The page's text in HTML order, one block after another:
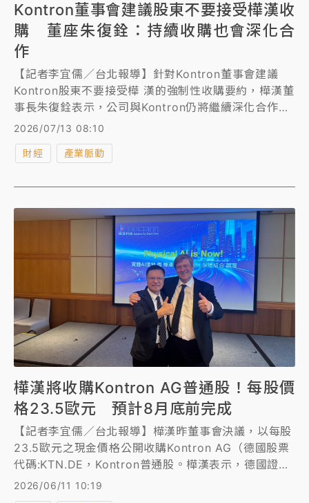
Kontron董事會建議股東不要接受樺漢收
購 董座朱復銓：持續收購也會深化合
作
【記者李宜儒／台北報導】針對Kontron董事會建議
Kontron股東不要接受樺 漢的強制性收購要約，樺漢董
事長朱復銓表示，公司與Kontron仍將繼續深化合作，
收購要約也將繼續進行，具體情況則取決於市場狀況相
對於Kontron股價走勢而定。
2026/07/13 08:10
財經 產業脈動
樺漢將收購Kontron AG普通股！每股價
格23.5歐元 預計8月底前完成
【記者李宜儒／台北報導】樺漢昨董事會決議，以每股
23.5歐元之現金價格公開收購Kontron AG（德國股票
代碼:KTN.DE，Kontron普通股。樺漢表示，德國證交
法規定，因樺漢對Kontron的持股比例已跨越30%，故
2026/06/11 10:19